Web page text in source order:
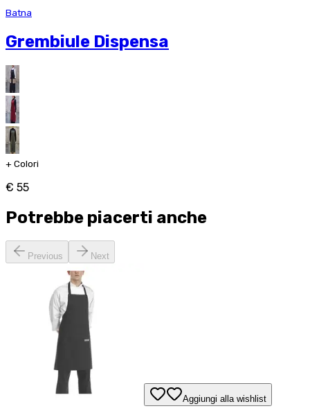
Batna
Grembiule Dispensa
+ Colori
€ 55
Potrebbe piacerti anche
Previous Next
Aggiungi alla wishlist